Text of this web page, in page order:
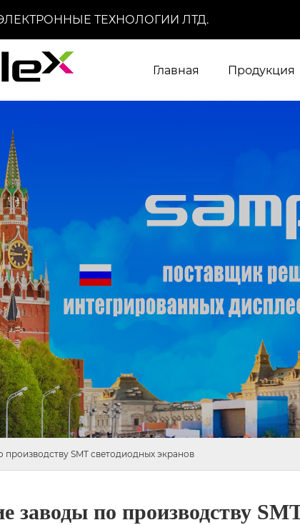
ЭЛЕКТРОННЫЕ ТЕХНОЛОГИИ ЛТД.
Главная Продукция
производству SMT светодиодных экранов
заводы по производству